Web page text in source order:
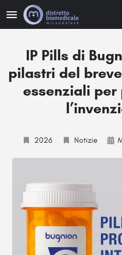
IP Pills di
pilastri del
essenziali
2026 Notizie